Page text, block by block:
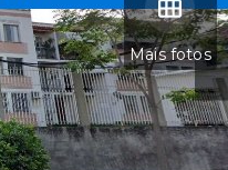
Mais fotos